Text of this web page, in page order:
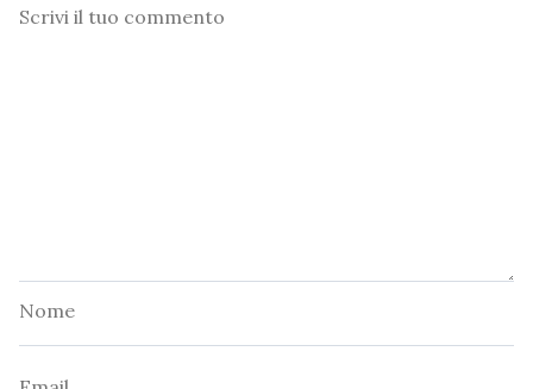
Commento